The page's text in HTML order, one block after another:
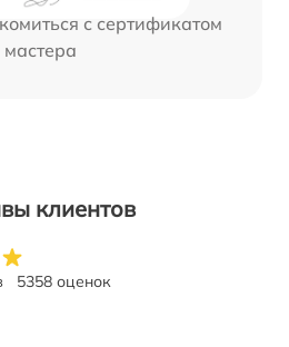
с сертификатом
мастера
клиентов
5358 оценок